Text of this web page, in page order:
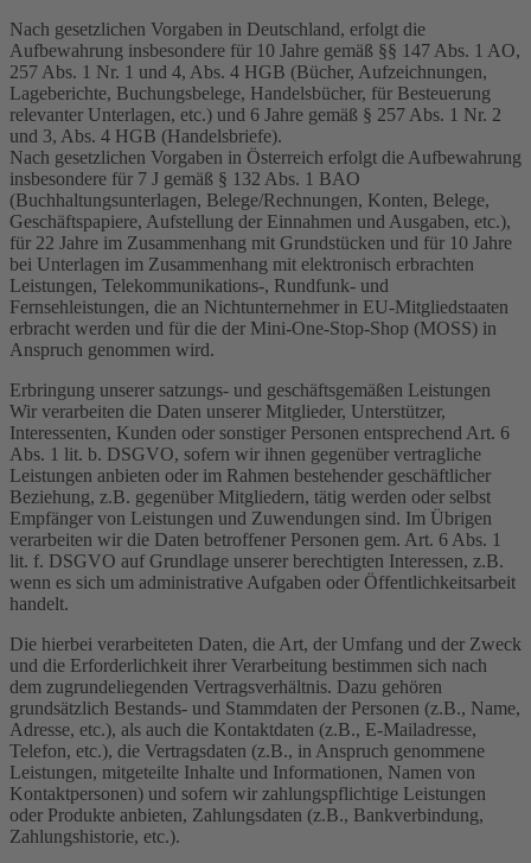
Nach gesetzlichen Vorgaben in Deutschland, erfolgt die
Aufbewahrung insbesondere für 10 Jahre gemäß §§ 147 Abs. 1 AO,
257 Abs. 1 Nr. 1 und 4, Abs. 4 HGB (Bücher, Aufzeichnungen,
Lageberichte, Buchungsbelege, Handelsbücher, für Besteuerung
relevanter Unterlagen, etc.) und 6 Jahre gemäß § 257 Abs. 1 Nr. 2
und 3, Abs. 4 HGB (Handelsbriefe).
Nach gesetzlichen Vorgaben in Österreich erfolgt die Aufbewahrung
insbesondere für 7 J gemäß § 132 Abs. 1 BAO
(Buchhaltungsunterlagen, Belege/Rechnungen, Konten, Belege,
Geschäftspapiere, Aufstellung der Einnahmen und Ausgaben, etc.),
für 22 Jahre im Zusammenhang mit Grundstücken und für 10 Jahre
bei Unterlagen im Zusammenhang mit elektronisch erbrachten
Leistungen, Telekommunikations-, Rundfunk- und
Fernsehleistungen, die an Nichtunternehmer in EU-Mitgliedstaaten
erbracht werden und für die der Mini-One-Stop-Shop (MOSS) in
Anspruch genommen wird.
Erbringung unserer satzungs- und geschäftsgemäßen Leistungen
Wir verarbeiten die Daten unserer Mitglieder, Unterstützer,
Interessenten, Kunden oder sonstiger Personen entsprechend Art. 6
Abs. 1 lit. b. DSGVO, sofern wir ihnen gegenüber vertragliche
Leistungen anbieten oder im Rahmen bestehender geschäftlicher
Beziehung, z.B. gegenüber Mitgliedern, tätig werden oder selbst
Empfänger von Leistungen und Zuwendungen sind. Im Übrigen
verarbeiten wir die Daten betroffener Personen gem. Art. 6 Abs. 1
lit. f. DSGVO auf Grundlage unserer berechtigten Interessen, z.B.
wenn es sich um administrative Aufgaben oder Öffentlichkeitsarbeit
handelt.
Die hierbei verarbeiteten Daten, die Art, der Umfang und der Zweck
und die Erforderlichkeit ihrer Verarbeitung bestimmen sich nach
dem zugrundeliegenden Vertragsverhältnis. Dazu gehören
grundsätzlich Bestands- und Stammdaten der Personen (z.B., Name,
Adresse, etc.), als auch die Kontaktdaten (z.B., E-Mailadresse,
Telefon, etc.), die Vertragsdaten (z.B., in Anspruch genommene
Leistungen, mitgeteilte Inhalte und Informationen, Namen von
Kontaktpersonen) und sofern wir zahlungspflichtige Leistungen
oder Produkte anbieten, Zahlungsdaten (z.B., Bankverbindung,
Zahlungshistorie, etc.).